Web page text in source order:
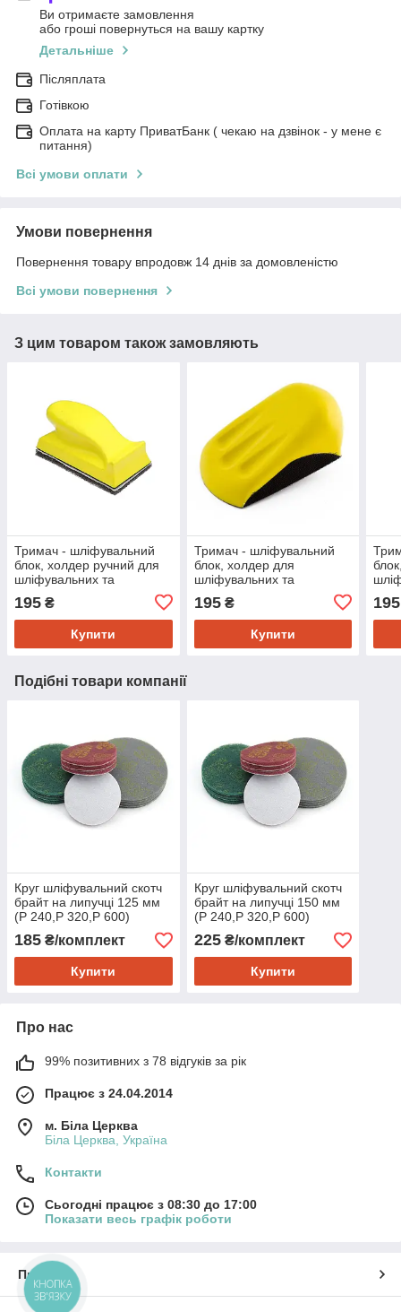
Ви отримаєте замовлення
або гроші повернуться на вашу картку
Детальніше
Післяплата
Готівкою
Оплата на карту ПриватБанк ( чекаю на дзвінок - у мене є
питання)
Всі умови оплати
Умови повернення
Повернення товару впродовж 14 днів за домовленістю
Всі умови повернення
З цим товаром також замовляють
Тримач - шліфувальний
блок, холдер ручний для
шліфувальних та
полірувальних елементів
"Рибка"
195 ₴
Купити
Тримач - шліфувальний
блок, холдер для
шліфувальних та
полірувальних елементів -
форма "Мишка" d125
195₴
Купити
195
Подібні товари компанії
Круг шліфувальний скотч
брайт на липучці 125 мм
(Р 240,Р 320,Р 600)
185 ₴/комплект
Купити
Круг шліфувальний скотч
брайт на липучці 150 мм
(Р 240,Р 320,Р 600)
225₴/комплект
Купити
Про нас
99% позитивних з 78 відгуків за рік
Працює з 24.04.2014
м. Біла Церква
Біла Церква, Україна
Контакти
Сьогодні працює з 08:30 до 17:00
Показати весь графік роботи
Про нас
КНОПКА
ЗВ'ЯЗКУ